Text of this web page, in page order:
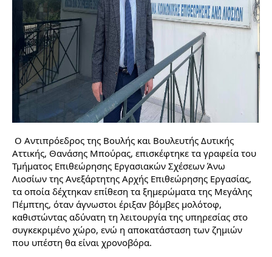
Ο Αντιπρόεδρος της Βουλής και Βουλευτής Δυτικής
Αττικής, Θανάσης Μπούρας, επισκέφτηκε τα γραφεία του
Τμήματος Επιθεώρησης Εργασιακών Σχέσεων Άνω
Λιοσίων της Ανεξάρτητης Αρχής Επιθεώρησης Εργασίας,
τα οποία δέχτηκαν επίθεση τα ξημερώματα της Μεγάλης
Πέμπτης, όταν άγνωστοι έριξαν βόμβες μολότοφ,
καθιστώντας αδύνατη τη λειτουργία της υπηρεσίας στο
συγκεκριμένο χώρο, ενώ η αποκατάσταση των ζημιών
που υπέστη θα είναι χρονοβόρα.